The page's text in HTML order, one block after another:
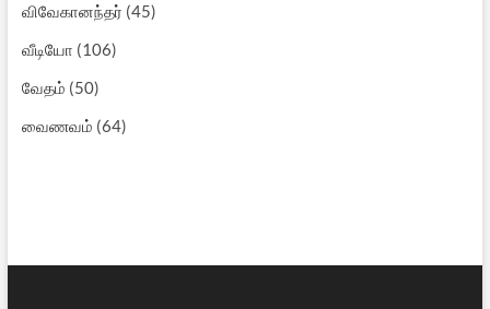
விவேகானந்தர் (45)
வீடியோ (106)
வேதம் (50)
வைணவம் (64)